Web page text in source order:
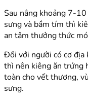
Sau nâng khoảng 7-
sưng và bầm tím thì
an tâm thưởng thức
Đối với người có cơ
thì nên kiêng ăn trứng
toàn cho vết thương,
sưng.